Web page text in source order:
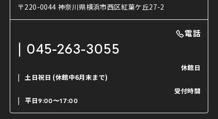
利用料金表
使用する道具
能・狂言の曲目説明
日本の古典芸能
OTABISHO
チケット購入方法
ご寄附について
よくいただくご質問
お問い合わせ
〒220-0044 神奈川県横浜市西区紅葉ケ丘27-2
電話
045-263-3055
休館日
土日祝日 (休館中6月末まで)
受付時間
平日9:00〜17:00